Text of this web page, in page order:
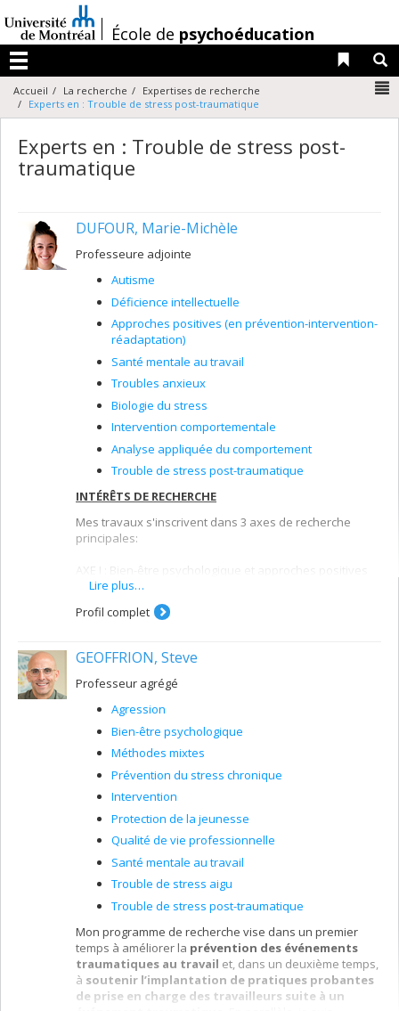
au
contenu
/École de psychoéducation
Menu
Liens
Accueil La recherche
Expertises de recherche
Experts en : Trouble de stress post-traumatique
Experts en : Trouble de stress post-
traumatique
DUFOUR, Marie-Michèle
Professeure adjointe
Autisme
Déficience intellectuelle
Approches positives (en prévention-intervention-
réadaptation)
Santé mentale au travail
Troubles anxieux
Biologie du stress
Intervention comportementale
Analyse appliquée du comportement
Trouble de stress post-traumatique
INTÉRÊTS DE RECHERCHE
Mes travaux s'inscrivent dans 3 axes de recherche
principales:
AXE I : Bien-être psychologique et approches positives
AXE II: Problématiques complexes (autisme et déficience
AXE III: Intelligence artificielle (AI) et technologie
Chercheure régulière -
déficience intellectuelle et en trouble du spectre de
l'autisme (IU-DITSA)
Chercheure -Réseau pour transformer les soins en
Lire plus…
Profil complet
GEOFFRION, Steve
Professeur agrégé
Agression
Bien-être psychologique
Méthodes mixtes
Prévention du stress chronique
Intervention
Protection de la jeunesse
Qualité de vie professionnelle
Santé mentale au travail
Trouble de stress aigu
Trouble de stress post-traumatique
Mon programme de recherche vise dans un premier
temps à améliorer la prévention des événements
traumatiques au travail et, dans un deuxième temps,
à soutenir l’implantation de pratiques probantes
de prise en charge des travailleurs suite à un